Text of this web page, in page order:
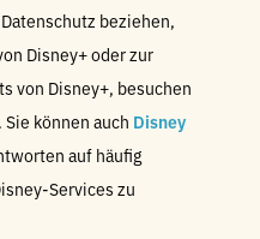
beziehen,
Disney+ oder zur
von Disney+, besuchen
. Sie können auch Disney
auf häufig
Services zu